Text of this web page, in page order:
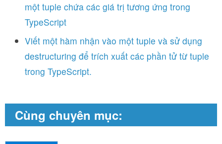
một tuple chứa các giá trị tương ứng trong
TypeScript
Viết một hàm nhận vào một tuple và sử dụng
destructuring để trích xuất các phần tử từ tuple
trong TypeScript.
Cùng chuyên mục: